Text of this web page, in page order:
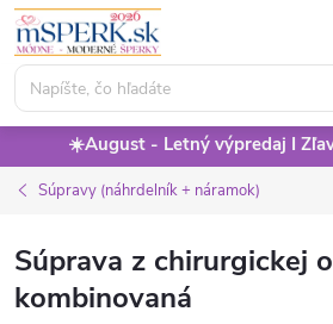
Prejsť
obsah
☀️August - Letný výpredaj I
Súpravy (náhrdelník + náramok)
Súprava z chirurgickej
kombinovaná